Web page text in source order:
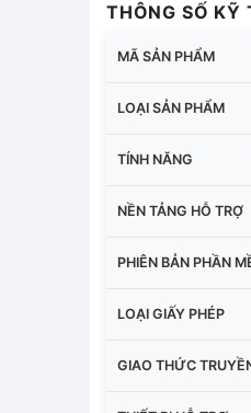
THÔNG SỐ KỸ
MÃ SẢN PHẨM
LOẠI SẢN PHẨM
TÍNH NĂNG
NỀN TẢNG HỖ TRỢ
PHIÊN BẢN PHẦN
LOẠI GIẤY PHÉP
GIAO THỨC